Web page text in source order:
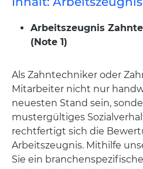
Arbeitszeugnis
(Note 1)
Als Zahntechniker oder
Mitarbeiter nicht nur
neuesten Stand sein,
mustergültiges
rechtfertigt sich die
Arbeitszeugnis. Mithilfe
Sie ein